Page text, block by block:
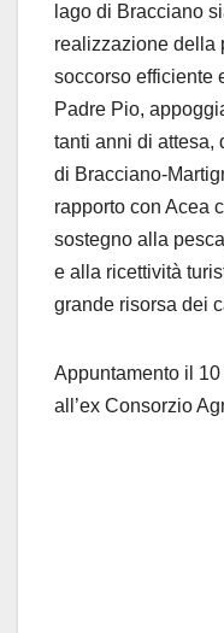
lago di Bracciano
realizzazione della
soccorso efficiente
Padre Pio,
tanti anni di attesa,
di Bracciano-
rapporto con Acea
sostegno alla
e alla ricettività
grande risorsa dei
Appuntamento il
all’ex Consorzio